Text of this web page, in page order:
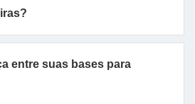
entre suas bases para